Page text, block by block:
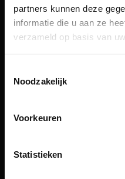
partners kunnen deze
informatie die u aan ze
verzameld op basis van
Noodzakelijk
Voorkeuren
Statistieken
beleving, waar
vakmanschap en
samenkomen.
Spuiterij